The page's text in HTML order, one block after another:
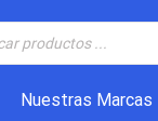
Nuestras Marcas